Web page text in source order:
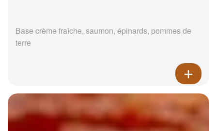
Base crème fraîche, saumon, épinards, pommes de
terre